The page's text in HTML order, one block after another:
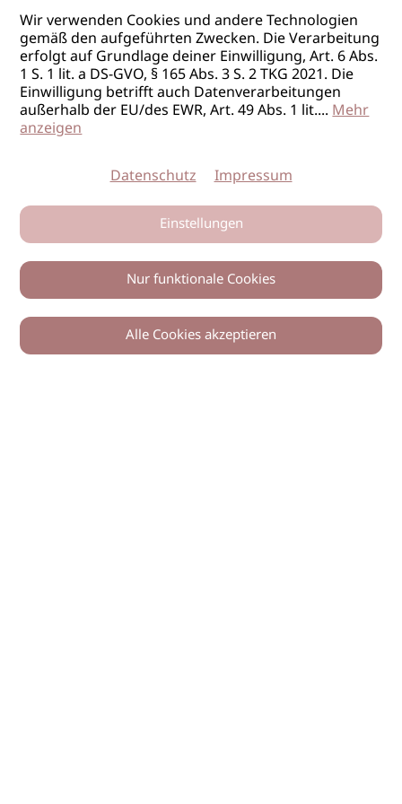
0
Wir verwenden Cookies und andere Technologien
gemäß den aufgeführten Zwecken. Die Verarbeitung
erfolgt auf Grundlage deiner Einwilligung, Art. 6 Abs.
1 S. 1 lit. a DS-GVO, § 165 Abs. 3 S. 2 TKG 2021. Die
Einwilligung betrifft auch Datenverarbeitungen
außerhalb der EU/des EWR, Art. 49 Abs. 1 lit....Mehr
anzeigen
Datenschutz Impressum
Einstellungen
Nur funktionale Cookies
Alle Cookies akzeptieren